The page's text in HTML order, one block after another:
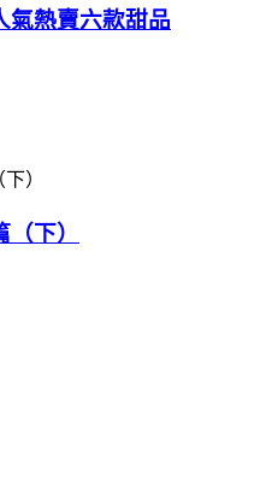
氣熱賣六款甜品
下）